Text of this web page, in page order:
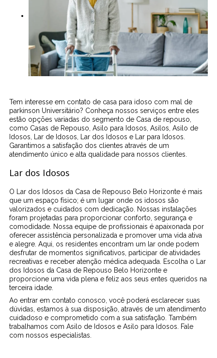
Tem interesse em contato de casa para idoso com mal de
parkinson Universitário? Conheça nossos serviços entre eles
estão opções variadas do segmento de Casa de repouso,
como Casas de Repouso, Asilo para Idosos, Asilos, Asilo de
Idosos, Lar de Idosos, Lar dos Idosos e Lar para Idosos.
Garantimos a satisfação dos clientes através de um
atendimento único e alta qualidade para nossos clientes.
Lar dos Idosos
O Lar dos Idosos da Casa de Repouso Belo Horizonte é mais
que um espaço físico; é um lugar onde os idosos são
valorizados e cuidados com dedicação. Nossas instalações
foram projetadas para proporcionar conforto, segurança e
comodidade. Nossa equipe de profissionais é apaixonada por
oferecer assistência personalizada e promover uma vida ativa
e alegre. Aqui, os residentes encontram um lar onde podem
desfrutar de momentos significativos, participar de atividades
recreativas e receber atenção médica adequada. Escolha o Lar
dos Idosos da Casa de Repouso Belo Horizonte e
proporcione uma vida plena e feliz aos seus entes queridos na
terceira idade.
Ao entrar em contato conosco, você poderá esclarecer suas
dúvidas, estamos à sua disposição, através de um atendimento
cuidadoso e comprometido com a sua satisfação. Também
trabalhamos com Asilo de Idosos e Asilo para Idosos. Fale
com nossos especialistas.